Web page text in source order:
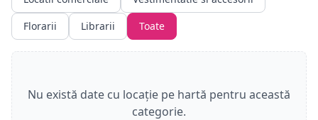
Florarii
Librarii Toate
Nu există date cu locație pe hartă pentru această
categorie.